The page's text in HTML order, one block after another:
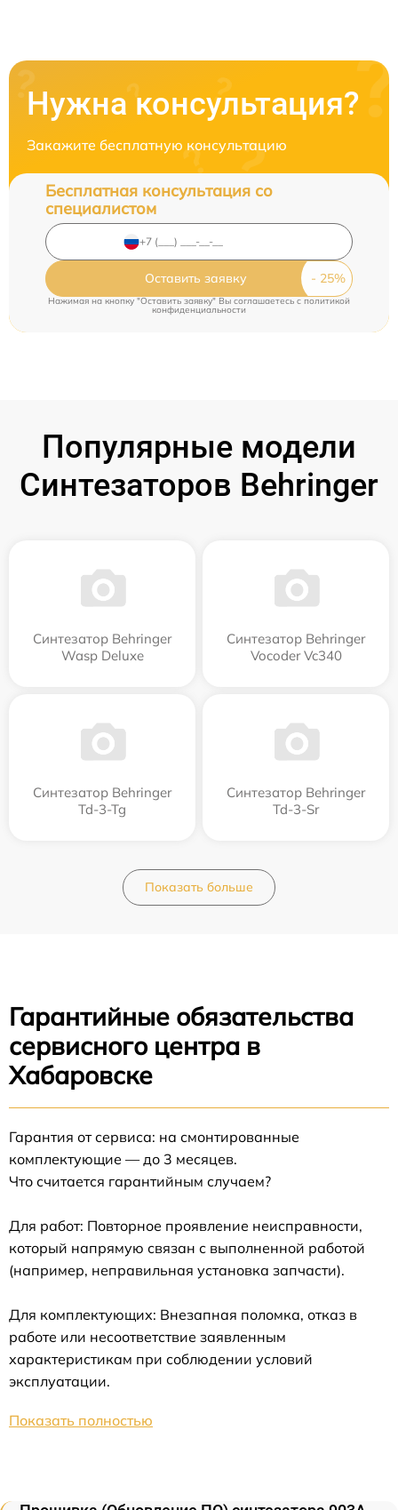
Нужна консультация?
Закажите бесплатную консультацию
Бесплатная консультация со
специалистом
Оставить заявку
Нажимая на кнопку "Оставить заявку" Вы соглашаетесь cполитикой
конфиденциальности
Популярные модели
Синтезаторов Behringer
Синтезатор Behringer
Wasp Deluxe
Синтезатор Behringer
Vocoder Vc340
Синтезатор Behringer
Td-3-Tg
Синтезатор Behringer
Td-3-Sr
Показать больше
Гарантийные обязательства
сервисного центра в
Хабаровске
Гарантия от сервиса: на смонтированные
комплектующие — до 3 месяцев.
Что считается гарантийным случаем?
Для работ: Повторное проявление неисправности,
который напрямую связан с выполненной работой
(например, неправильная установка запчасти).
Для комплектующих: Внезапная поломка, отказ в
работе или несоответствие заявленным
характеристикам при соблюдении условий
эксплуатации.
Показать полностью